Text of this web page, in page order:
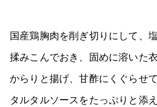
国産鶏胸肉を削ぎ切りにして、
揉みこんでおき、固めに溶いた
からりと揚げ、甘酢にくぐらせて
タルタルソースをたっぷりと添え